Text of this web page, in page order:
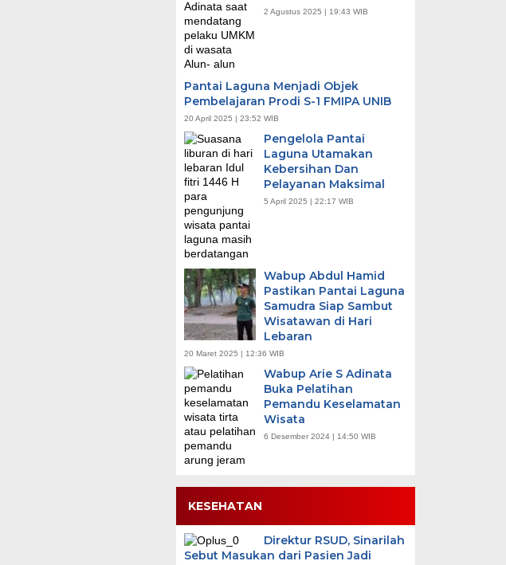
2 Agustus 2025 | 19:43 WIB
Pantai Laguna Menjadi Objek
Pembelajaran Prodi S-1 FMIPA UNIB
20 April 2025 | 23:52 WIB
Pengelola Pantai
Laguna Utamakan
Kebersihan Dan
Pelayanan Maksimal
5 April 2025 | 22:17 WIB
Wabup Abdul Hamid
Pastikan Pantai Laguna
Samudra Siap Sambut
Wisatawan di Hari
Lebaran
20 Maret 2025 | 12:36 WIB
Wabup Arie S Adinata
Buka Pelatihan
Pemandu Keselamatan
Wisata
6 Desember 2024 | 14:50 WIB
KESEHATAN
Direktur RSUD, Sinarilah
Sebut Masukan dari Pasien Jadi